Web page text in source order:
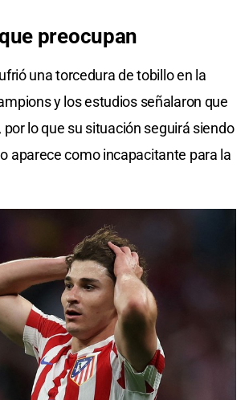
preocupan
una torcedura de tobillo en la
y los estudios señalaron que
por lo que su situación seguirá siendo
aparece como incapacitante para la